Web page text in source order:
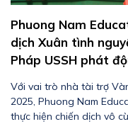
Phuong Nam
dịch Xuân tình
Pháp USSH phát
Với vai trò nhà tài trợ
2025, Phuong Nam
thực hiện chiến dịch vô